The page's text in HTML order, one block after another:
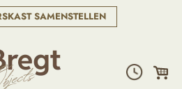
SAMENSTELLEN